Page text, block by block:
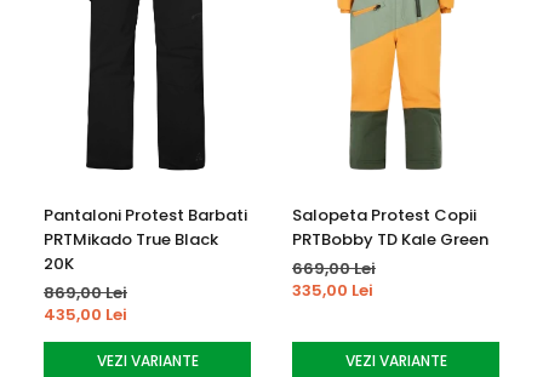
Nu se curata chimic
Pantaloni Protest Barbati
PRTMikado True Black
20K
869,00 Lei
435,00 Lei
VEZI VARIANTE
Salopeta Protest Copii
PRTBobby TD Kale Green
669,00 Lei
335,00 Lei
VEZI VARIANTE